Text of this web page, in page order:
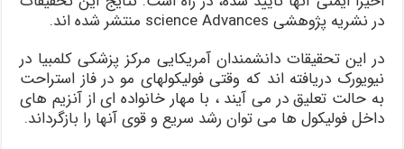
در نشریه پژوهشی science Advances منتشر شده اند.
در این تحقیقات دانشمندان آمریکایی مرکز پزشکی کلمبیا در
نیویورک دریافته اند که وقتی فولیکولهای مو در فاز استراحت
به حالت تعلیق در می آیند ، با مهار خانواده ای از آنزیم های
داخل فولیکول ها می توان رشد سریع و قوی آنها را بازگرداند.